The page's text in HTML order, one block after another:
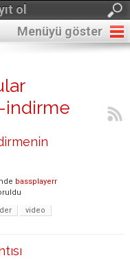
ol
Menüyü göster
bassplayerr
video